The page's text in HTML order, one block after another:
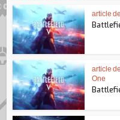
article
article
One